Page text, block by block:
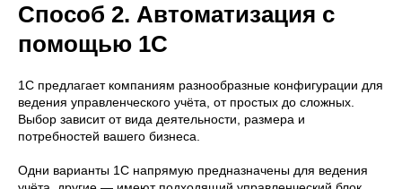
Способ 2. Автоматизация с
помощью 1С
1С предлагает компаниям разнообразные конфигурации для
ведения управленческого учёта, от простых до сложных.
Выбор зависит от вида деятельности, размера и
потребностей вашего бизнеса.
Одни варианты 1С напрямую предназначены для ведения